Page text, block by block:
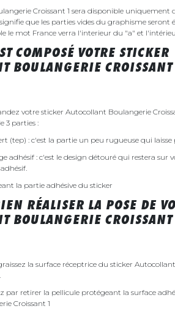
Croissant 1 sera disponible uniquement
que les parties vides du graphisme seront
le mot France verra l'interieur du "a" et
COMPOSÉ VOTRE STICKER
BOULANGERIE
votre sticker Autocollant Boulangerie
3 parties :
(tep) : c'est la partie un peu rugueuse qui laisse
adhésif : c'est le design détouré qui restera sur
la partie adhésive du sticker
RÉALISER LA POSE DE
BOULANGERIE
la surface réceptrice du sticker
par retirer la pellicule protégeant la surface
Croissant 1